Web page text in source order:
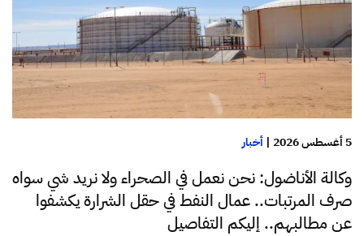
5 أغسطس 2026 | أخبار
وكالة الأناضول: نحن نعمل في الصحراء ولا نريد شي سواه
صرف المرتبات.. عمال النفط في حقل الشرارة يكشفوا
عن مطالبهم.. إليكم التفاصيل